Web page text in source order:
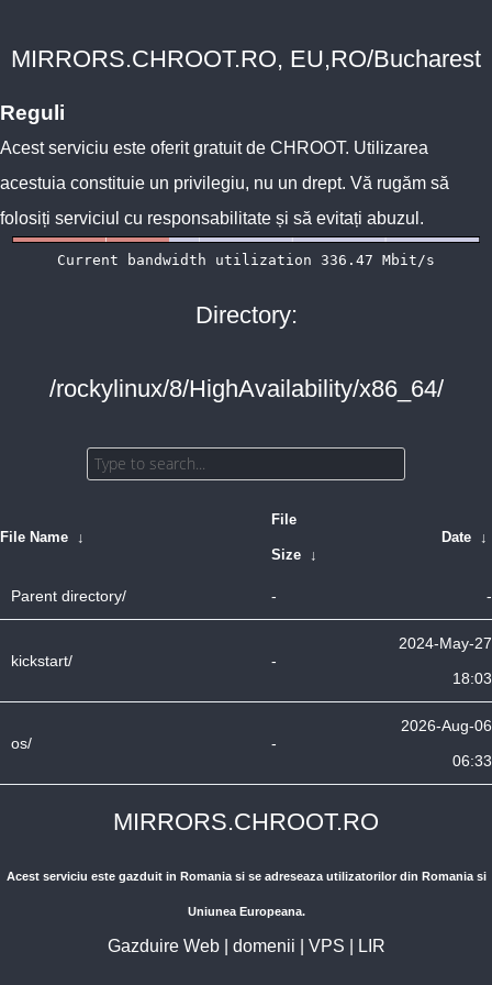
MIRRORS.CHROOT.RO, EU,RO/Bucharest
Reguli
Acest serviciu este oferit gratuit de CHROOT. Utilizarea
acestuia constituie un privilegiu, nu un drept. Vă rugăm să
folosiți serviciul cu responsabilitate și să evitați abuzul.
Directory:
/rockylinux/8/HighAvailability/x86_64/
File Name ↓
File
Size ↓
Date ↓
Parent directory/ - -
kickstart/ -
2024-May-27
18:03
os/ -
2026-Aug-06
06:33
MIRRORS.CHROOT.RO
Acest serviciu este gazduit in Romania si se adreseaza utilizatorilor din Romania si
Uniunea Europeana.
Gazduire Web| domenii VPS LIR